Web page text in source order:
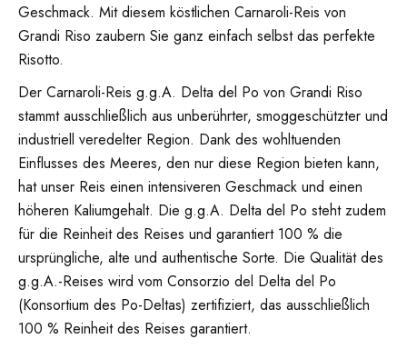
Geschmack. Mit diesem köstlichen Carnaroli-Reis von
Grandi Riso zaubern Sie ganz einfach selbst das perfekte
Risotto.
Der Carnaroli-Reis g.g.A. Delta del Po von Grandi Riso
stammt ausschließlich aus unberührter, smoggeschützter und
industriell veredelter Region. Dank des wohltuenden
Einflusses des Meeres, den nur diese Region bieten kann,
hat unser Reis einen intensiveren Geschmack und einen
höheren Kaliumgehalt. Die g.g.A. Delta del Po steht zudem
für die Reinheit des Reises und garantiert 100 % die
ursprüngliche, alte und authentische Sorte. Die Qualität des
g.g.A.-Reises wird vom Consorzio del Delta del Po
(Konsortium des Po-Deltas) zertifiziert, das ausschließlich
100 % Reinheit des Reises garantiert.